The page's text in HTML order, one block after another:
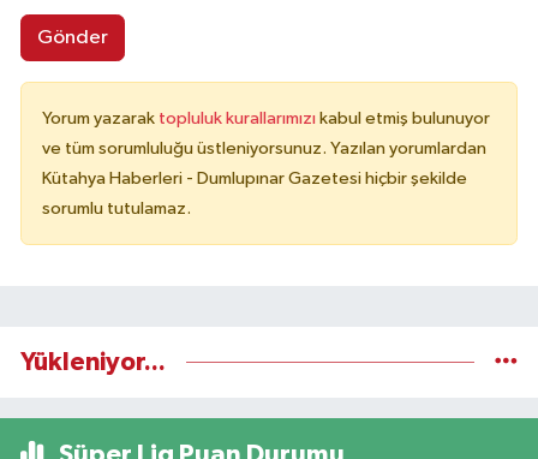
Gönder
Yorum yazarak topluluk kurallarımızı kabul etmiş bulunuyor
ve tüm sorumluluğu üstleniyorsunuz. Yazılan yorumlardan
Kütahya Haberleri - Dumlupınar Gazetesi hiçbir şekilde
sorumlu tutulamaz.
Yükleniyor...